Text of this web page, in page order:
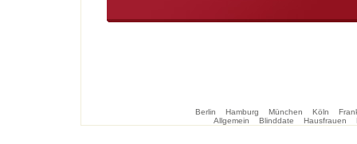
Berlin Hamburg München Köln
Allgemein
Blinddate Hausfrauen